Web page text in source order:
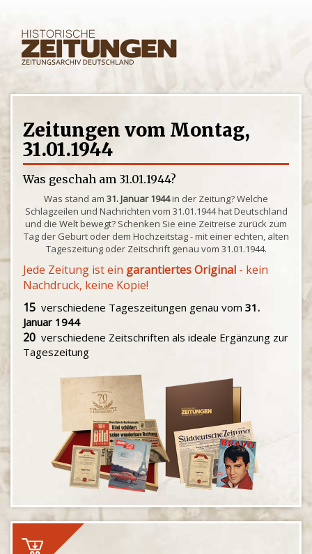
Zeitungen vom Montag,
31.01.1944
Was geschah am 31.01.1944?
Was stand am 31. Januar 1944in der Zeitung? Welche
Schlagzeilen und Nachrichten vom 31.01.1944 hat Deutschland
und die Welt bewegt? Schenken Sie eine Zeitreise zurück zum
Tag der Geburt oder dem Hochzeitstag - mit einer echten, alten
Tageszeitung oder Zeitschrift genau vom 31.01.1944.
Jede Zeitung ist ein garantiertes Original - kein
Nachdruck, keine Kopie!
15 verschiedene Tageszeitungen genau vom 31.
Januar 1944
20 verschiedene Zeitschriften als ideale Ergänzung zur
Tageszeitung